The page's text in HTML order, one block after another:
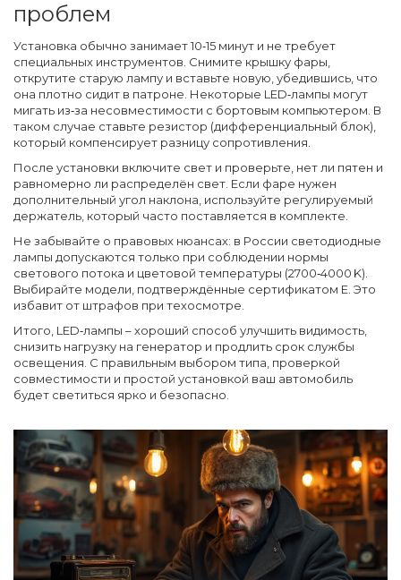
проблем
Установка обычно занимает 10‑15 минут и не требует
специальных инструментов. Снимите крышку фары,
открутите старую лампу и вставьте новую, убедившись, что
она плотно сидит в патроне. Некоторые LED‑лампы могут
мигать из‑за несовместимости с бортовым компьютером. В
таком случае ставьте резистор (дифференциальный блок),
который компенсирует разницу сопротивления.
После установки включите свет и проверьте, нет ли пятен и
равномерно ли распределён свет. Если фаре нужен
дополнительный угол наклона, используйте регулируемый
держатель, который часто поставляется в комплекте.
Не забывайте о правовых нюансах: в России светодиодные
лампы допускаются только при соблюдении нормы
светового потока и цветовой температуры (2700‑4000 K).
Выбирайте модели, подтверждённые сертификатом Е. Это
избавит от штрафов при техосмотре.
Итого, LED‑лампы – хороший способ улучшить видимость,
снизить нагрузку на генератор и продлить срок службы
освещения. С правильным выбором типа, проверкой
совместимости и простой установкой ваш автомобиль
будет светиться ярко и безопасно.